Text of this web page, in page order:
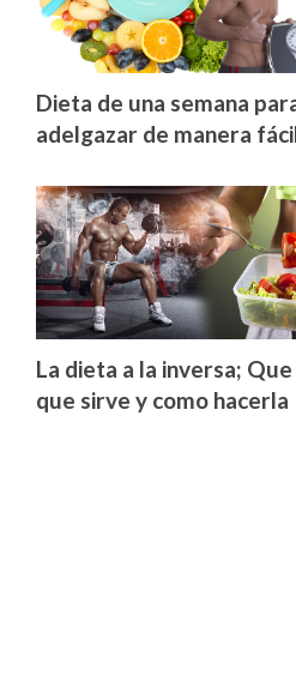
Dieta de una semana
adelgazar de manera
La dieta a la inversa;
que sirve y como hacerla